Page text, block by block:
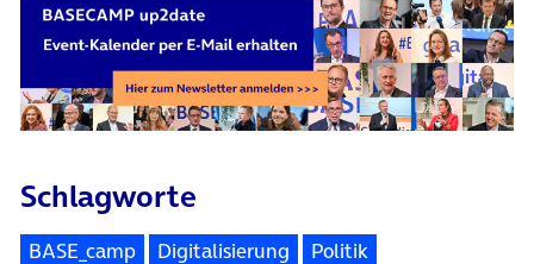
Schlagworte
BASE_camp Digitalisierung
Politik